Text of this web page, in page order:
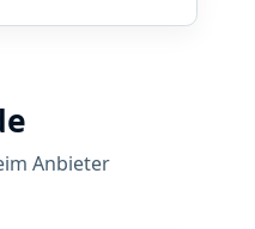
Anbieter